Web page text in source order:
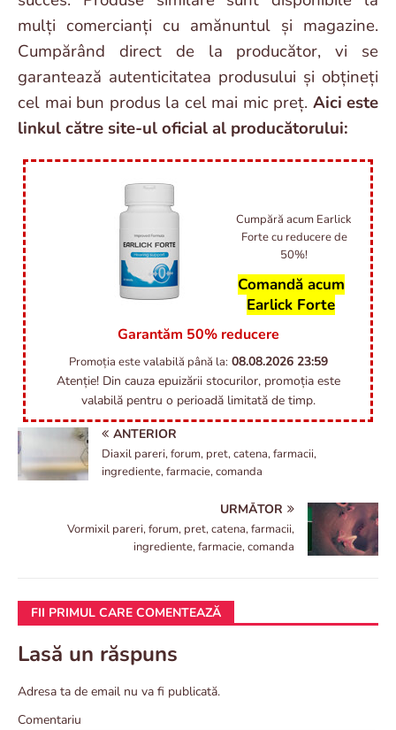
mulți comercianți cu amănuntul și magazine.
Cumpărând direct de la producător, vi se
garantează autenticitatea produsului și obțineți
cel mai bun produs la cel mai mic preț. Aici este
linkul către site-ul oficial al producătorului:
Cumpără acum Earlick
Forte cu reducere de
50%!
Comandă acum
Earlick Forte
Garantăm 50% reducere
Promoția este valabilă până la: 08.08.2026 23:59
Atenție! Din cauza epuizării stocurilor, promoția este
valabilă pentru o perioadă limitată de timp.
ANTERIOR
Diaxil pareri, forum, pret, catena, farmacii,
ingrediente, farmacie, comanda
URMĂTOR
Vormixil pareri, forum, pret, catena, farmacii,
ingrediente, farmacie, comanda
FII PRIMUL CARE COMENTEAZĂ
Lasă un răspuns
Adresa ta de email nu va fi publicată.
Comentariu